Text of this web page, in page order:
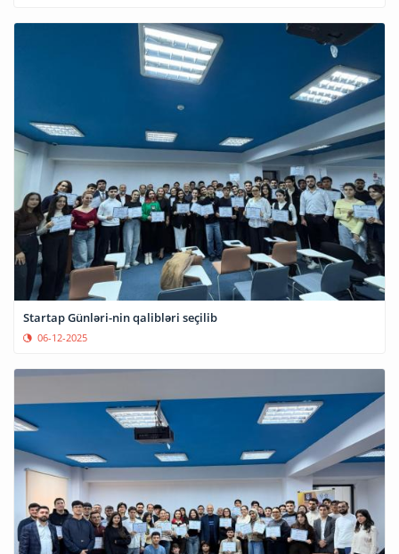
Startap Günləri-nin qalibləri seçilib
06-12-2025